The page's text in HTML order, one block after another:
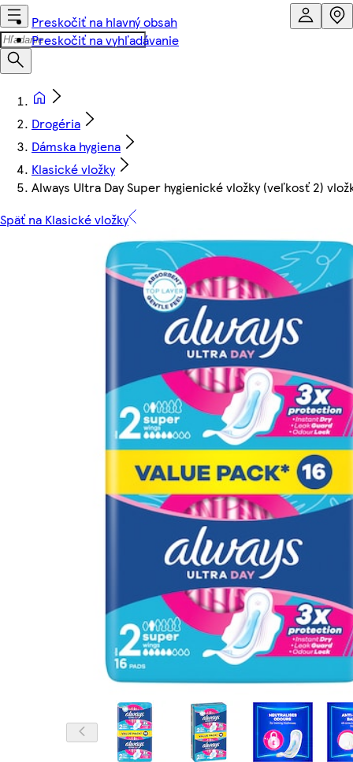
Preskočiť na hlavný obsah
Preskočiť na vyhľadávanie
Drogéria
Dámska hygiena
Klasické vložky
Always Ultra Day Super hygienické vložky (veľkosť 2)
Späť na Klasické vložky